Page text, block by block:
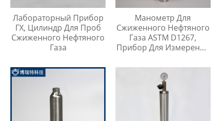
Лабораторный Прибор
ГХ, Цилиндр Для Проб
Сжиженного Нефтяного
Газа
Манометр Для
Сжиженного Нефтяного
Газа ASTM D1267,
Прибор Для Измерения